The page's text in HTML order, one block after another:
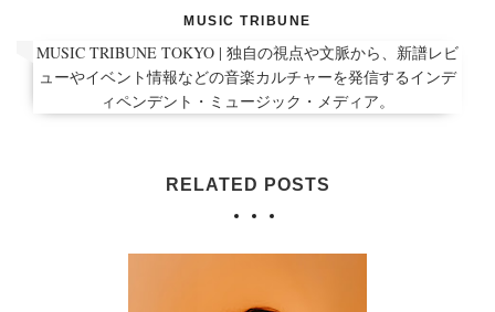
MUSIC TRIBUNE
MUSIC TRIBUNE TOKYO | 独自の視点や文脈から、新譜レビ
ューやイベント情報などの音楽カルチャーを発信するインデ
ィペンデント・ミュージック・メディア。
RELATED POSTS